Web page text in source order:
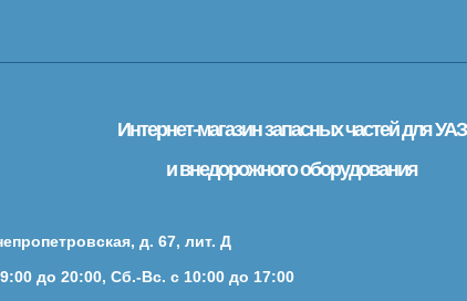
Интернет-магазин запасных частей для УАЗ
и внедорожного оборудования
д. 67, лит. Д
до 20:00, Сб.-Вс. с 10:00 до 17:00